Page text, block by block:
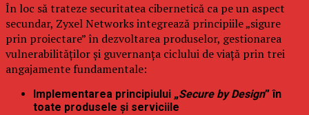
În loc să trateze securitatea cibernetică ca pe un aspect
secundar, Zyxel Networks integrează principiile „sigure
prin proiectare” în dezvoltarea produselor, gestionarea
vulnerabilităților și guvernanța ciclului de viață prin trei
angajamente fundamentale:
Implementarea principiului „Secure by Design” în
toate produsele și serviciile